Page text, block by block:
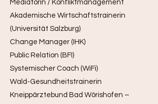
Mediatorin / Konfliktmanagement
Akademische Wirtschaftstrainerin
(Universität Salzburg)
Change Manager (IHK)
Public Relation (BFI)
Systemischer Coach (WiFi)
Wald-Gesundheitstrainerin
Kneippärztebund Bad Wörishofen –